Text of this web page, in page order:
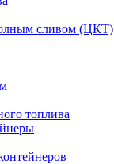
сливом (ЦКТ)
топлива